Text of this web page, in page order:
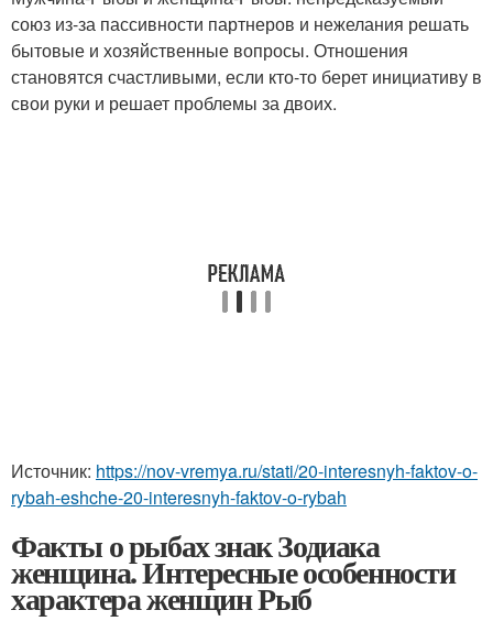
союз из-за пассивности партнеров и нежелания решать
бытовые и хозяйственные вопросы. Отношения
становятся счастливыми, если кто-то берет инициативу в
свои руки и решает проблемы за двоих.
Источник: https://nov-vremya.ru/stati/20-interesnyh-faktov-o-
rybah-eshche-20-interesnyh-faktov-o-rybah
Факты о рыбах знак Зодиака
женщина. Интересные особенности
характера женщин Рыб